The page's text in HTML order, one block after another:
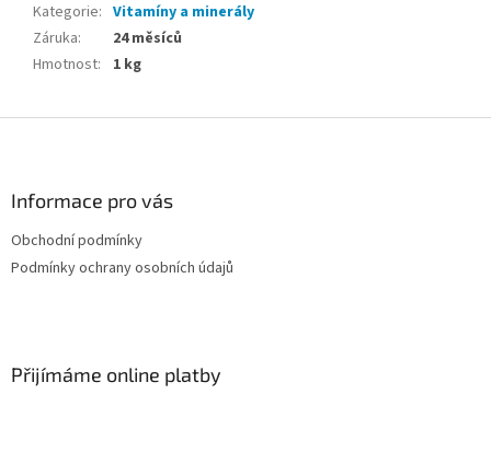
Kategorie: Vitamíny a minerály
Záruka:
24 měsíců
Hmotnost: 1 kg
Informace pro vás
Obchodní podmínky
Podmínky ochrany osobních údajů
Přijímáme online platby